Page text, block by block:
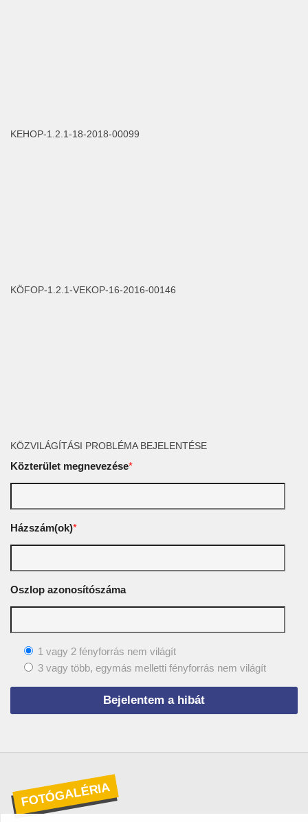
KEHOP-1.2.1-18-2018-00099
KÖFOP-1.2.1-VEKOP-16-2016-00146
KÖZVILÁGÍTÁSI PROBLÉMA BEJELENTÉSE
Közterület megnevezése*
Házszám(ok)*
Oszlop azonosítószáma
1 vagy 2 fényforrás nem világít
3 vagy több, egymás melletti fényforrás nem világít
FOTÓGALÉRIA